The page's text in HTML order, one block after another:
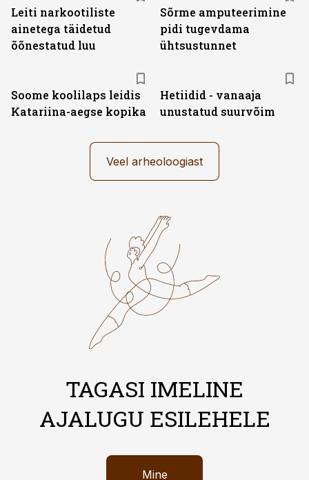
Leiti narkootiliste
ainetega täidetud
õõnestatud luu
Sõrme amputeerimine
pidi tugevdama
ühtsustunnet
Soome koolilaps leidis
Katariina-aegse kopika
Hetiidid - vanaaja
unustatud suurvõim
Veel arheoloogiast
TAGASI IMELINE
AJALUGU ESILEHELE
Mine